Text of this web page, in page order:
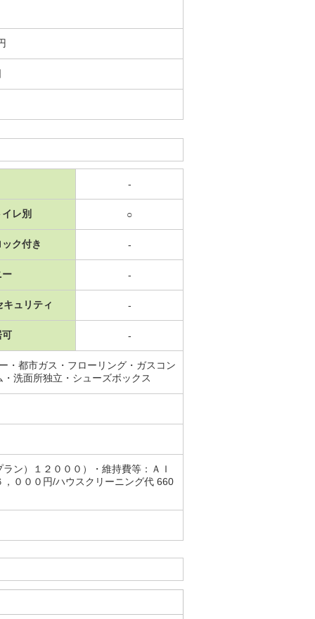
-
レ別 ○
ク付き -
ー -
キュリティ -
可 -
・都市ガス・フローリング・ガスコン
洗面所独立・シューズボックス
ン）１２０００）・維持費等：ＡＩ
０００円/ハウスクリーニング代 660